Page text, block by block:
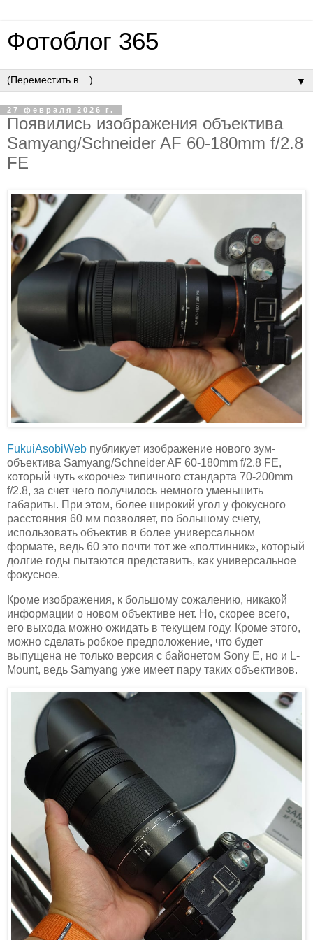
Фотоблог 365
▼
27 февраля 2026 г.
Появились изображения объектива
Samyang/Schneider AF 60-180mm f/2.8
FE
FukuiAsobiWeb публикует изображение нового зум-
объектива Samyang/Schneider AF 60-180mm f/2.8 FE,
который чуть «короче» типичного стандарта 70-200mm
f/2.8, за счет чего получилось немного уменьшить
габариты. При этом, более широкий угол у фокусного
расстояния 60 мм позволяет, по большому счету,
использовать объектив в более универсальном
формате, ведь 60 это почти тот же «полтинник», который
долгие годы пытаются представить, как универсальное
фокусное.
Кроме изображения, к большому сожалению, никакой
информации о новом объективе нет. Но, скорее всего,
его выхода можно ожидать в текущем году. Кроме этого,
можно сделать робкое предположение, что будет
выпущена не только версия с байонетом Sony E, но и L-
Mount, ведь Samyang уже имеет пару таких объективов.